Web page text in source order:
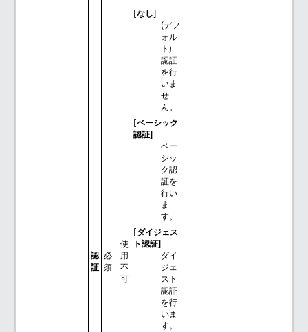
認
証
必
須
使
用
不
可
[なし]
(デフ
ォル
ト)
認証
を行
いま
せ
ん。
[ベーシック
認証]
ベー
シッ
ク認
証を
行い
ま
す。
[ダイジェス
ト認証]
ダイ
ジェ
スト
認証
を行
いま
す。